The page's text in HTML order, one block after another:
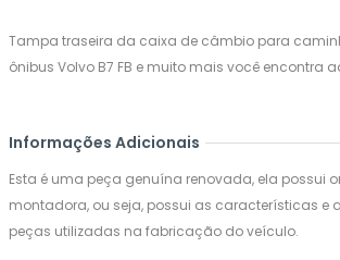
Tampa traseira da caixa de câmbio para
ônibus Volvo B7 FB e muito mais você encontra
Informações Adicionais
Esta é uma peça genuína renovada, ela possui
montadora, ou seja, possui as características e
peças utilizadas na fabricação do veículo.